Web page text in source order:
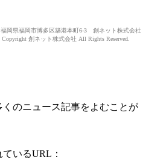
岡県福岡市博多区築港本町6-3 創ネット株式会社
Copyright 創ネット株式会社 All Rights Reserved.
のニュース記事をよむことが
いるURL：